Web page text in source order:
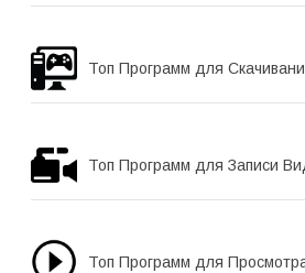
Топ Программ для
Топ Программ для Записи
Топ Программ для